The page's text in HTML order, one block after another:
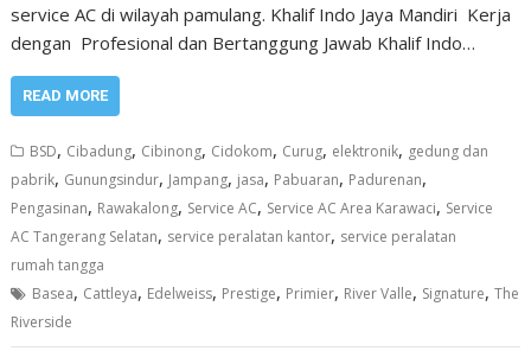
service AC di wilayah pamulang. Khalif Indo Jaya Mandiri Kerja
dengan Profesional dan Bertanggung Jawab Khalif Indo…
READ MORE
BSD, Cibadung, Cibinong, Cidokom, Curug, elektronik, gedung dan
pabrik, Gunungsindur, Jampang, jasa, Pabuaran, Padurenan,
Pengasinan, Rawakalong, Service AC, Service AC Area Karawaci, Service
AC Tangerang Selatan, service peralatan kantor, service peralatan
rumah tangga
Basea, Cattleya, Edelweiss, Prestige, Primier, River Valle, Signature,The
Riverside